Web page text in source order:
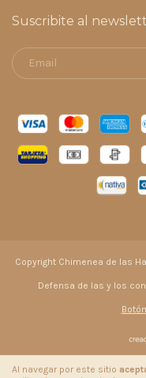
Al navegar por este sitio
Suscribite al
Copyright Chimenea de las
Defensa de las y los